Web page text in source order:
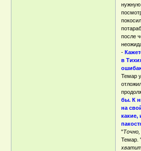
нужную
после
-
в
Темар
бы. К
на
какие,
"
Темар.